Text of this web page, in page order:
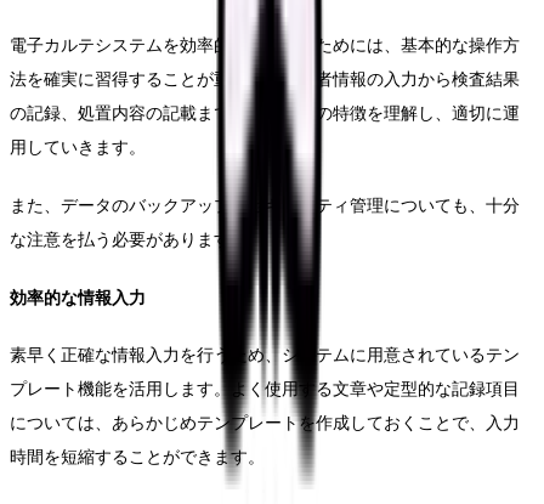
電子カルテシステムを効率的に活用するためには、基本的な操作方
法を確実に習得することが重要です。患者情報の入力から検査結果
の記録、処置内容の記載まで、システムの特徴を理解し、適切に運
用していきます。
また、データのバックアップやセキュリティ管理についても、十分
な注意を払う必要があります。
効率的な情報入力
素早く正確な情報入力を行うため、システムに用意されているテン
プレート機能を活用します。よく使用する文章や定型的な記録項目
については、あらかじめテンプレートを作成しておくことで、入力
時間を短縮することができます。